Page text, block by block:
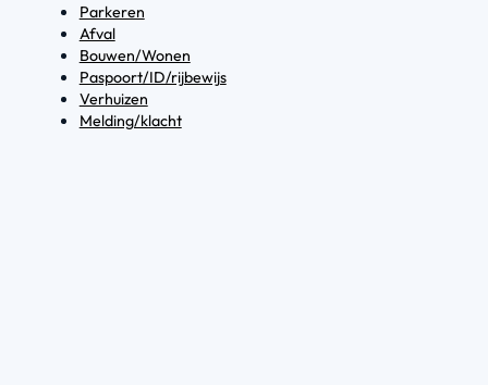
Parkeren
Afval
Bouwen/Wonen
Paspoort/ID/rijbewijs
Verhuizen
Melding/klacht